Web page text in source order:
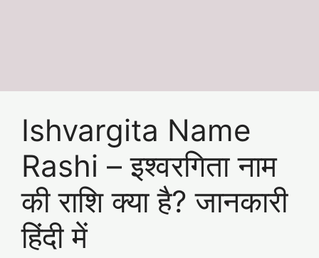
Ishvargita Name
Rashi – इश्वरगिता नाम
की राशि क्या है? जानकारी
हिंदी में